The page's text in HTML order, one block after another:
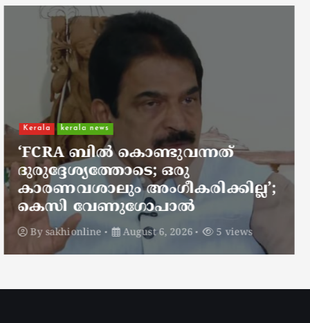
kerala news
ചാലിശേരിയില്‍ സര്‍ക്കാര്‍
ജനകീയ ആരോഗ്യകേന്ദ്രത്തില്‍
നഴ്സിന് അണലിയുടെ കടിയേറ്റു;
അണലിയുടെ കടിയേറ്റത്
ഡ്യൂട്ടിക്കിടെ
Bysakhionline August 6, 2026 4 views